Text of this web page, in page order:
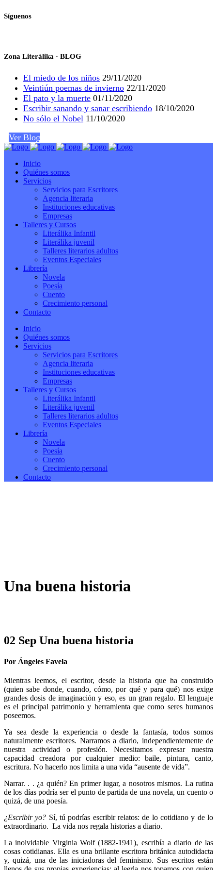
Síguenos
Zona Literálika · BLOG
El miedo de los niños 29/11/2020
Veintiún poemas de invierno 22/11/2020
El pato y la muerte 01/11/2020
Escribir sanando y sanar escribiendo 18/10/2020
No sólo el Nobel 11/10/2020
Ver Blog
Inicio
Quiénes somos
Servicios
Servicios para Escritores
Agencia literaria
Instituciones educativas
Empresas
Talleres y Cursos
Literálika Infantil
Literálika juvenil
Talleres literarios adultos
Eventos Especiales
Librería
Novela
Poesía
Cuento
Crecimiento personal
Contacto
Inicio
Quiénes somos
Servicios
Servicios para Escritores
Agencia literaria
Instituciones educativas
Empresas
Talleres y Cursos
Literálika Infantil
Literálika juvenil
Talleres literarios adultos
Eventos Especiales
Librería
Novela
Poesía
Cuento
Crecimiento personal
Contacto
Una buena historia
02 Sep Una buena historia
Por Ángeles Favela
Mientras leemos, el escritor, desde la historia que ha construido
(quien sabe donde, cuando, cómo, por qué y para qué) nos exige
grandes dosis de imaginación y eso, es un gran regalo. El lenguaje
es el principal patrimonio y herramienta que como seres humanos
poseemos.
Ya sea desde la experiencia o desde la fantasía, todos somos
naturalmente escritores. Narramos a diario, independientemente de
nuestra actividad o profesión. Necesitamos expresar nuestra
capacidad creadora por cualquier medio: baile, pintura, canto,
escritura. No hacerlo nos limita a una vida “ausente de vida”.
Narrar. . . ¿a quién? En primer lugar, a nosotros mismos. La rutina
de los días podría ser el punto de partida de una novela, un cuento o
quizá, de una poesía.
¿Escribir yo? Sí, tú podrías escribir relatos: de lo cotidiano y de lo
extraordinario. La vida nos regala historias a diario.
La inolvidable Virginia Wolf (1882-1941), escribía a diario de las
cosas cotidianas. Ella es una brillante escritora británica autodidacta
y, quizá, una de las iniciadoras del feminismo. Sus escritos están